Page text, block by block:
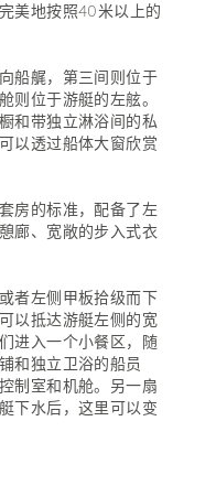
美地按照40米以上的
船艉，第三间则位于
则位于游艇的左舷。
和带独立淋浴间的私
以透过船体大窗欣赏
房的标准，配备了左
廊、宽敞的步入式衣
者左侧甲板拾级而下
以抵达游艇左侧的宽
进入一个小餐区，随
和独立卫浴的船员
制室和机舱。另一扇
下水后，这里可以变